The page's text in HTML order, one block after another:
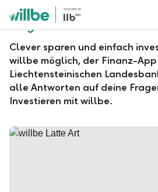
Alerts.Headline
Fragen und Antworten zu
Clever sparen und einfach
willbe möglich, der Finanz-
Liechtensteinischen
alle Antworten auf deine
Investieren mit willbe.